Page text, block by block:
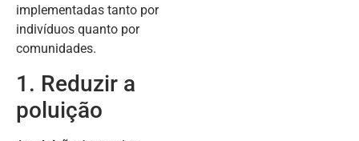
implementadas tanto por
indivíduos quanto por
comunidades.
1. Reduzir a
poluição